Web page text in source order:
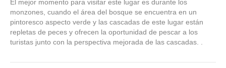
El mejor momento para visitar este lugar es durante los
monzones, cuando el área del bosque se encuentra en un
pintoresco aspecto verde y las cascadas de este lugar están
repletas de peces y ofrecen la oportunidad de pescar a los
turistas junto con la perspectiva mejorada de las cascadas. .